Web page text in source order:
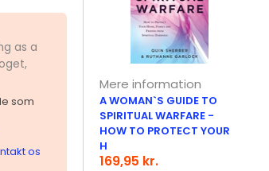
as a
som
os
Mere information
A WOMAN`S GUIDE TO
SPIRITUAL WARFARE -
HOW TO PROTECT YOUR
H
169,95 kr.